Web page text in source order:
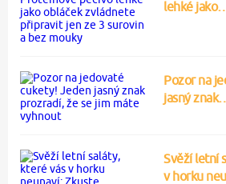
lehké
Pozor na
jasný
Svěží letní
v horku